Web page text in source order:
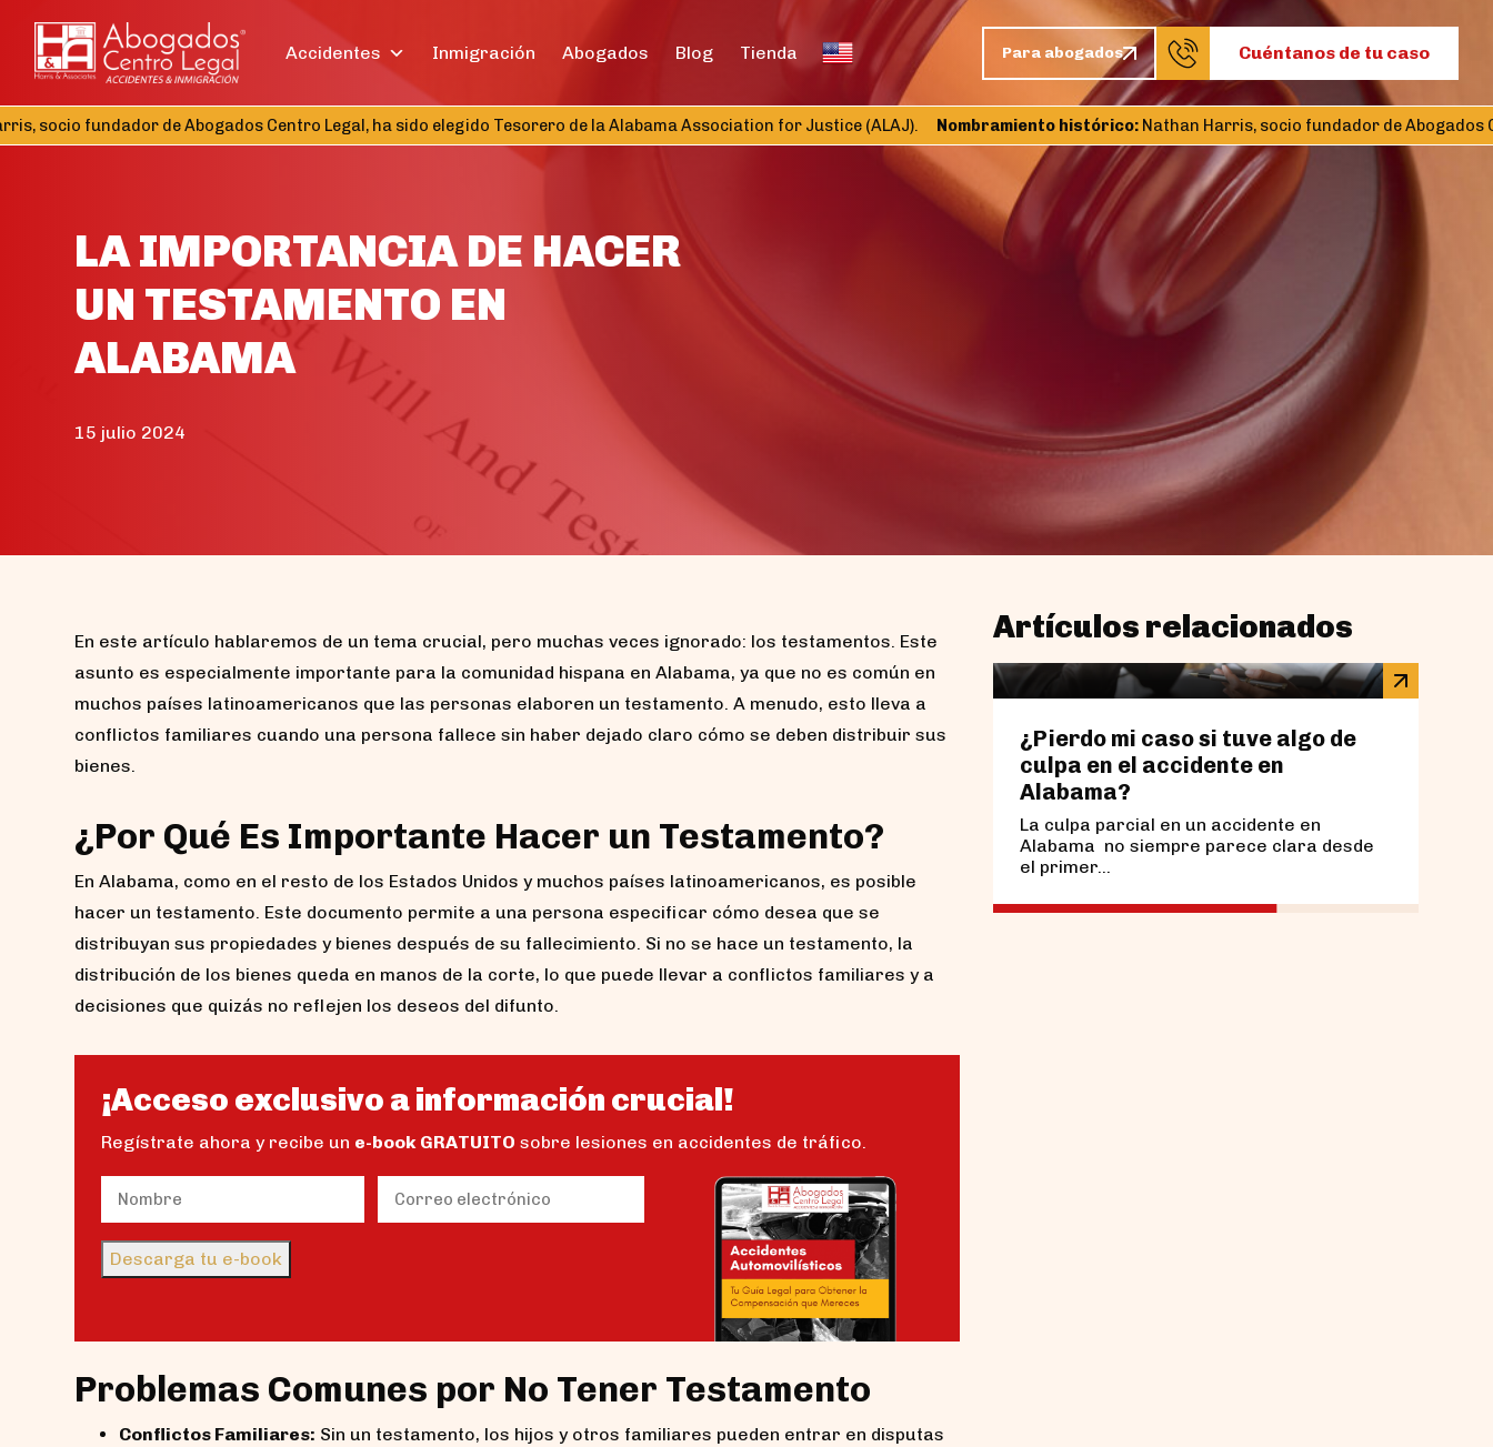
Accidentes Inmigración Abogados Blog Tienda Para abogados Cuéntanos de tu caso
socio fundador de Abogados Centro Legal, ha sido elegido Tesorero de la Alabama Association for Justice (ALAJ). Nombramiento histórico:Nathan Harris, socio fundador de Abogados
LA IMPORTANCIA DE HACER
UN TESTAMENTO EN
ALABAMA
15 julio 2024
En este artículo hablaremos de un tema crucial, pero muchas veces ignorado: los testamentos. Este
asunto es especialmente importante para la comunidad hispana en Alabama, ya que no es común en
muchos países latinoamericanos que las personas elaboren un testamento. A menudo, esto lleva a
conflictos familiares cuando una persona fallece sin haber dejado claro cómo se deben distribuir sus
bienes.
¿Por Qué Es Importante Hacer un Testamento?
En Alabama, como en el resto de los Estados Unidos y muchos países latinoamericanos, es posible
hacer un testamento. Este documento permite a una persona especificar cómo desea que se
distribuyan sus propiedades y bienes después de su fallecimiento. Si no se hace un testamento, la
distribución de los bienes queda en manos de la corte, lo que puede llevar a conflictos familiares y a
decisiones que quizás no reflejen los deseos del difunto.
¡Acceso exclusivo a información crucial!
Regístrate ahora y recibe un e-book GRATUITO sobre lesiones en accidentes de tráfico.
Name (Obligatorio)
Nombre
Email (Obligatorio)
Descarga tu e-book
Problemas Comunes por No Tener Testamento
Conflictos Familiares: Sin un testamento, los hijos y otros familiares pueden entrar en disputas
Artículos relacionados
Accidentes de motocicleta sin
Si tuviste un accidente de motocicleta sin
casco en Alabama, lo primero que debes
¿Pierdo mi caso si tuve algo de
culpa en el accidente en
Alabama?
La culpa parcial en un accidente en
Alabama no siempre parece clara desde
el primer...